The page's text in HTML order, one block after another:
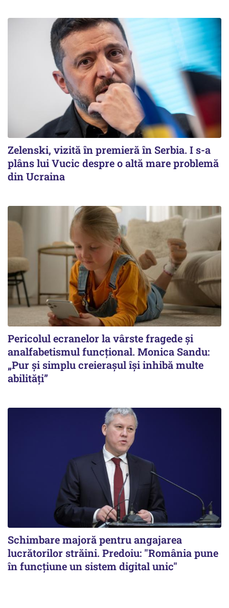
Zelenski, vizită în premieră în Serbia. I s-a
plâns lui Vucic despre o altă mare problemă
din Ucraina
Pericolul ecranelor la vârste fragede și
analfabetismul funcțional. Monica Sandu:
„Pur și simplu creierașul își inhibă multe
abilități”
Schimbare majoră pentru angajarea
lucrătorilor străini. Predoiu: "România pune
în funcțiune un sistem digital unic"